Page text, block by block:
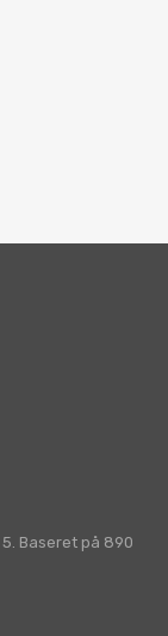
5. Baseret på 890